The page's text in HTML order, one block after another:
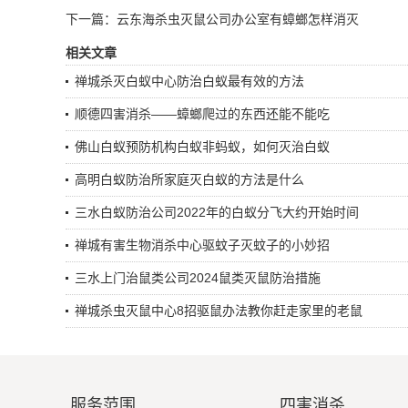
下一篇： 云东海杀虫灭鼠公司办公室有蟑螂怎样消灭
相关文章
禅城杀灭白蚁中心防治白蚁最有效的方法
顺德四害消杀——蟑螂爬过的东西还能不能吃
佛山白蚁预防机构白蚁非蚂蚁，如何灭治白蚁
高明白蚁防治所家庭灭白蚁的方法是什么
三水白蚁防治公司2022年的白蚁分飞大约开始时间
禅城有害生物消杀中心驱蚊子灭蚊子的小妙招
三水上门治鼠类公司2024鼠类灭鼠防治措施
禅城杀虫灭鼠中心8招驱鼠办法教你赶走家里的老鼠